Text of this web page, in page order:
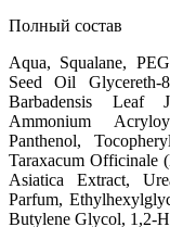
Полный состав
Aqua, Squalane,
Seed Oil Glycereth-
Barbadensis Leaf
Ammonium
Panthenol,
Taraxacum Officinale
Asiatica Extract,
Parfum,
Butylene Glycol, 1,2-